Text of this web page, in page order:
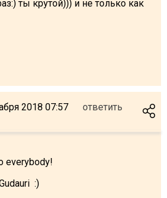
ты крутой))) и не только как
2018 07:57 ответить
everybody!
:)